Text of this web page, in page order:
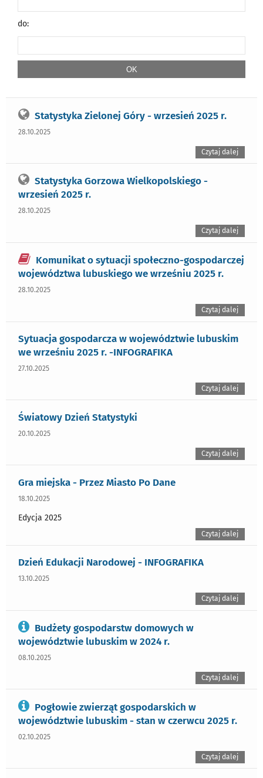
do:
Statystyka Zielonej Góry - wrzesień 2025 r.
28.10.2025
Czytaj dalej
Statystyka Gorzowa Wielkopolskiego -
wrzesień 2025 r.
28.10.2025
Czytaj dalej
Komunikat o sytuacji społeczno-gospodarczej
województwa lubuskiego we wrześniu 2025 r.
28.10.2025
Czytaj dalej
Sytuacja gospodarcza w województwie lubuskim
we wrześniu 2025 r. -INFOGRAFIKA
27.10.2025
Czytaj dalej
Światowy Dzień Statystyki
20.10.2025
Czytaj dalej
Gra miejska - Przez Miasto Po Dane
18.10.2025
Edycja 2025
Czytaj dalej
Dzień Edukacji Narodowej - INFOGRAFIKA
13.10.2025
Czytaj dalej
Budżety gospodarstw domowych w
województwie lubuskim w 2024 r.
08.10.2025
Czytaj dalej
Pogłowie zwierząt gospodarskich w
województwie lubuskim - stan w czerwcu 2025 r.
02.10.2025
Czytaj dalej